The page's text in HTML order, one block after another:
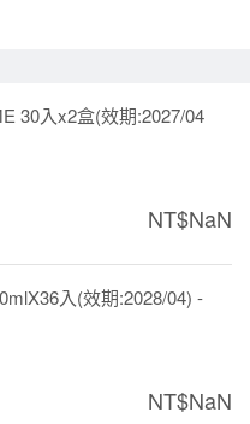
30入x2盒(效期:2027/04
NT$NaN
入(效期:2028/04) -
NT$NaN